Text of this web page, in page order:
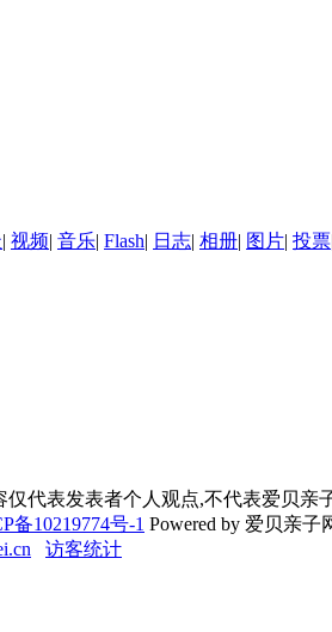
| 视频| 音乐| Flash| 日志| 相册| 图片| 投票
仅代表发表者个人观点,不代表爱贝亲
备10219774号-1 Powered by 爱贝亲子
访客统计